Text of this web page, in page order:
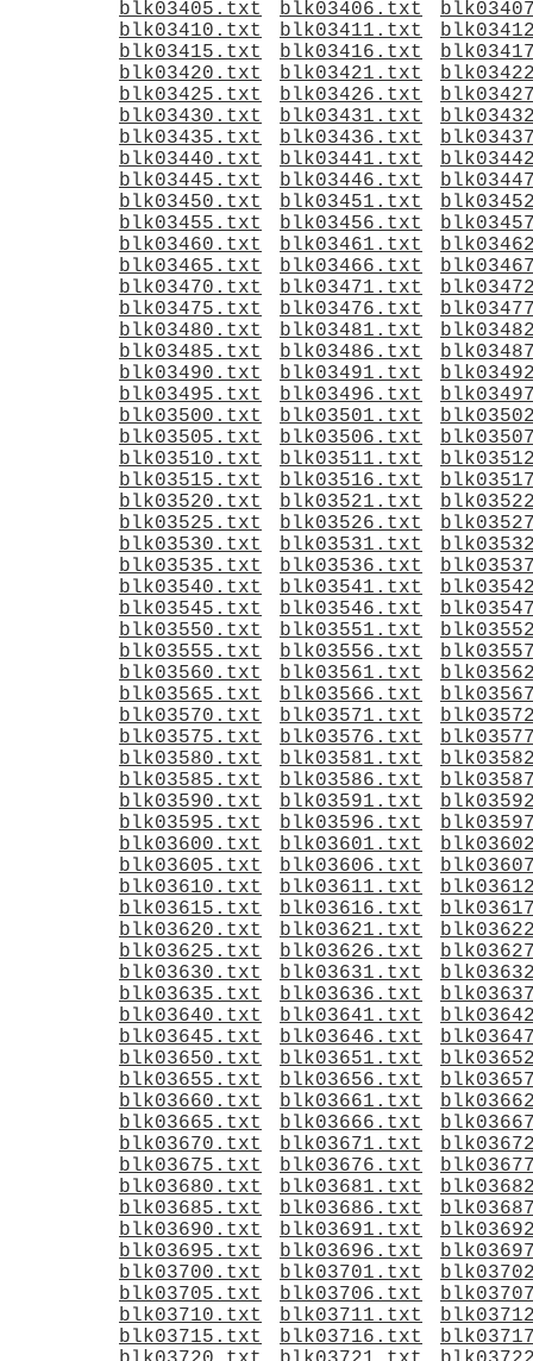
blk03405.txt
blk03406.txt
blk03410.txt
blk03411.txt
blk03415.txt
blk03416.txt
blk03420.txt
blk03421.txt
blk03425.txt
blk03426.txt
blk03430.txt
blk03431.txt
blk03435.txt
blk03436.txt
blk03440.txt
blk03441.txt
blk03445.txt
blk03446.txt
blk03450.txt
blk03451.txt
blk03455.txt
blk03456.txt
blk03460.txt
blk03461.txt
blk03465.txt
blk03466.txt
blk03470.txt
blk03471.txt
blk03475.txt
blk03476.txt
blk03480.txt
blk03481.txt
blk03485.txt
blk03486.txt
blk03490.txt
blk03491.txt
blk03495.txt
blk03496.txt
blk03500.txt
blk03501.txt
blk03505.txt
blk03506.txt
blk03510.txt
blk03511.txt
blk03515.txt
blk03516.txt
blk03520.txt
blk03521.txt
blk03525.txt
blk03526.txt
blk03530.txt
blk03531.txt
blk03535.txt
blk03536.txt
blk03540.txt
blk03541.txt
blk03545.txt
blk03546.txt
blk03550.txt
blk03551.txt
blk03555.txt
blk03556.txt
blk03560.txt
blk03561.txt
blk03565.txt
blk03566.txt
blk03570.txt
blk03571.txt
blk03575.txt
blk03576.txt
blk03580.txt
blk03581.txt
blk03585.txt
blk03586.txt
blk03590.txt
blk03591.txt
blk03595.txt
blk03596.txt
blk03600.txt
blk03601.txt
blk03605.txt
blk03606.txt
blk03610.txt
blk03611.txt
blk03615.txt
blk03616.txt
blk03620.txt
blk03621.txt
blk03625.txt
blk03626.txt
blk03630.txt
blk03631.txt
blk03635.txt
blk03636.txt
blk03640.txt
blk03641.txt
blk03645.txt
blk03646.txt
blk03650.txt
blk03651.txt
blk03655.txt
blk03656.txt
blk03660.txt
blk03661.txt
blk03665.txt
blk03666.txt
blk03670.txt
blk03671.txt
blk03675.txt
blk03676.txt
blk03680.txt
blk03681.txt
blk03685.txt
blk03686.txt
blk03690.txt
blk03691.txt
blk03695.txt
blk03696.txt
blk03700.txt
blk03701.txt
blk03705.txt
blk03706.txt
blk03710.txt
blk03711.txt
blk03715.txt
blk03716.txt